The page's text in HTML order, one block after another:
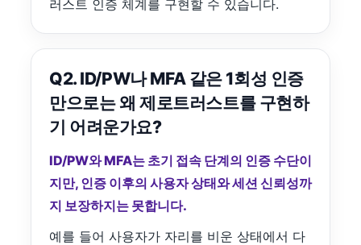
러스트 인증 체계를 구현할 수 있습니다.
Q2. ID/PW나 MFA 같은 1회성 인증
만으로는 왜 제로트러스트를 구현하
기 어려운가요?
ID/PW와 MFA는 초기 접속 단계의 인증 수단이
지만, 인증 이후의 사용자 상태와 세션 신뢰성까
지 보장하지는 못합니다.
예를 들어 사용자가 자리를 비운 상태에서 다